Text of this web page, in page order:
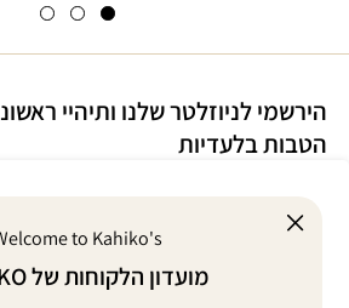
הירשמי לניוזלטר שלנו ותיהיי
הטבות בלעדיות
אני מסכימ/ה לדיוור במייל על הטבות
to Kahiko's
מועדון הלקוחות של KAHIKO